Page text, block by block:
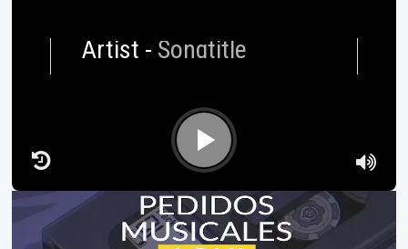
Songtitle